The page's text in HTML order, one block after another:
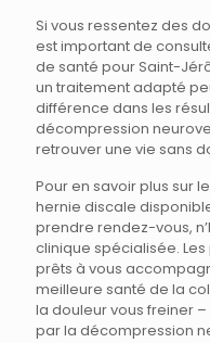
Si vous ressentez des
est important de
de santé pour Saint-
un traitement adapté
différence dans les
décompression
retrouver une vie sans
Pour en savoir plus sur
hernie discale
prendre rendez-vous,
clinique spécialisée.
prêts à vous
meilleure santé de la
la douleur vous freiner
par la décompression